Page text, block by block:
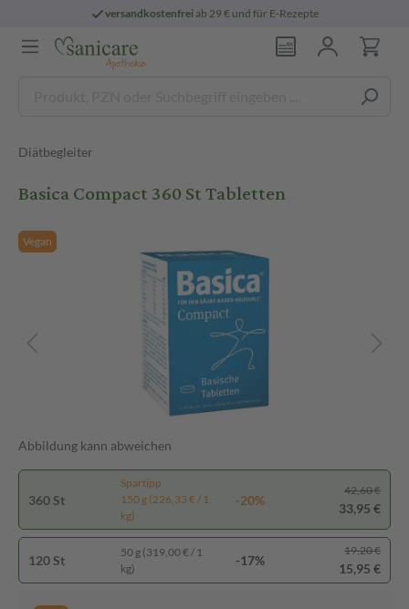
versandkostenfreiab 29 € und für E-Rezepte
Diätbegleiter
Basica Compact 360 St Tabletten
Vegan
Abbildung kann abweichen
360 St
Spartipp
150 g (226,33 € / 1
kg)
-20%
42,60 €
33,95 €
120 St
50 g (319,00 € / 1
kg)
-17%
19,20 €
15,95 €